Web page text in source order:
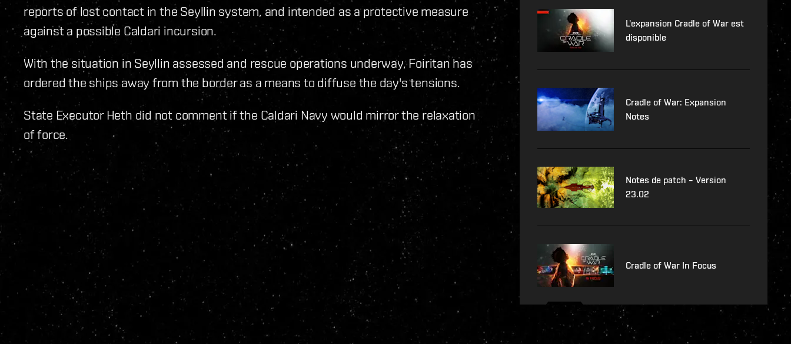
reports of lost contact in the Seyllin system, and intended as a protective measure
against a possible Caldari incursion.
With the situation in Seyllin assessed and rescue operations underway, Foiritan has
ordered the ships away from the border as a means to diffuse the day's tensions.
State Executor Heth did not comment if the Caldari Navy would mirror the relaxation
of force.
L'expansion Cradle of War est
disponible
Cradle of War: Expansion
Notes
Notes de patch – Version
23.02
Cradle of War In Focus